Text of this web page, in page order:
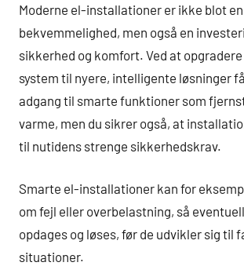
Moderne el-installationer er ikke blot en
bekvemmelighed, men også en
sikkerhed og komfort. Ved at
system til nyere, intelligente løsninger
adgang til smarte funktioner som
varme, men du sikrer også, at
til nutidens strenge sikkerhedskrav.
Smarte el-installationer kan for
om fejl eller overbelastning, så
opdages og løses, før de udvikler sig til
situationer.